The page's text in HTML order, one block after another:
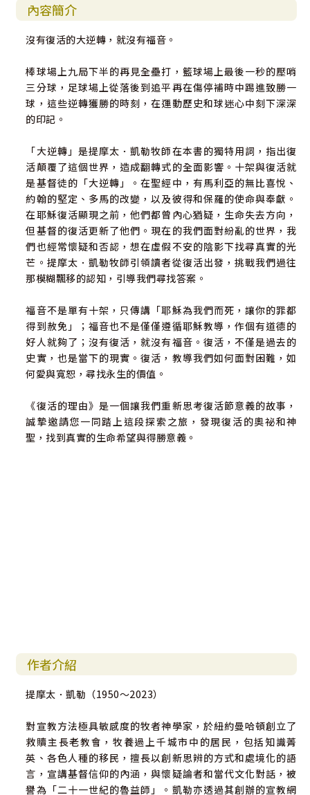
內容簡介
沒有復活的大逆轉，就沒有福音。
棒球場上九局下半的再見全壘打，籃球場上最後一秒的壓哨
三分球，足球場上從落後到追平再在傷停補時中踢進致勝一
球，這些逆轉獲勝的時刻，在運動歷史和球迷心中刻下深深
的印記。
「大逆轉」是提摩太．凱勒牧師在本書的獨特用詞，指出復
活顛覆了這個世界，造成翻轉式的全面影響。十架與復活就
是基督徒的「大逆轉」。在聖經中，有馬利亞的無比喜悅、
約翰的堅定、多馬的改變，以及彼得和保羅的使命與奉獻。
在耶穌復活顯現之前，他們都曾內心猶疑，生命失去方向，
但基督的復活更新了他們。現在的我們面對紛亂的世界，我
們也經常懷疑和否認，想在虛假不安的陰影下找尋真實的光
芒。提摩太．凱勒牧師引領讀者從復活出發，挑戰我們過往
那模糊飄移的認知，引導我們尋找答案。
福音不是單有十架，只傳講「耶穌為我們而死，讓你的罪都
得到赦免」；福音也不是僅僅遵循耶穌教導，作個有道德的
好人就夠了；沒有復活，就沒有福音。復活，不僅是過去的
史實，也是當下的現實。復活，教導我們如何面對困難，如
何愛與寬恕，尋找永生的價值。
《復活的理由》是一個讓我們重新思考復活節意義的故事，
誠摯邀請您一同踏上這段探索之旅，發現復活的奧祕和神
聖，找到真實的生命希望與得勝意義。
作者介紹
提摩太．凱勒（1950～2023）
對宣教方法極具敏感度的牧者神學家，於紐約曼哈頓創立了
救贖主長老教會，牧養過上千城市中的居民，包括知識菁
英、各色人種的移民，擅長以創新思辨的方式和處境化的語
言，宣講基督信仰的內涵，與懷疑論者和當代文化對話，被
譽為「二十一世紀的魯益師」。凱勒亦透過其創辦的宣教網